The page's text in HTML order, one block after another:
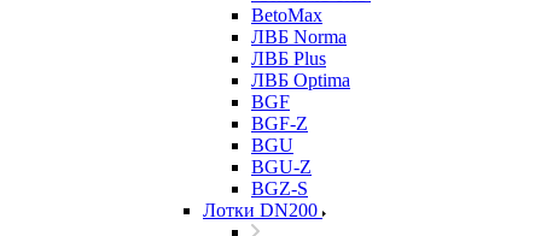
BetoMax
ЛВБ Norma
ЛВБ Plus
ЛВБ Optima
BGF
BGF-Z
BGU
BGU-Z
BGZ-S
Лотки DN200